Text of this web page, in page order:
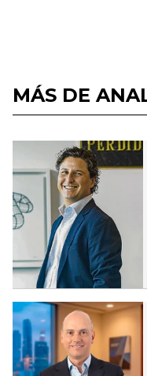
MÁS DE